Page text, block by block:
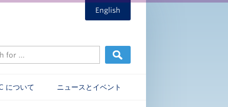
English
について ニュースとイベント